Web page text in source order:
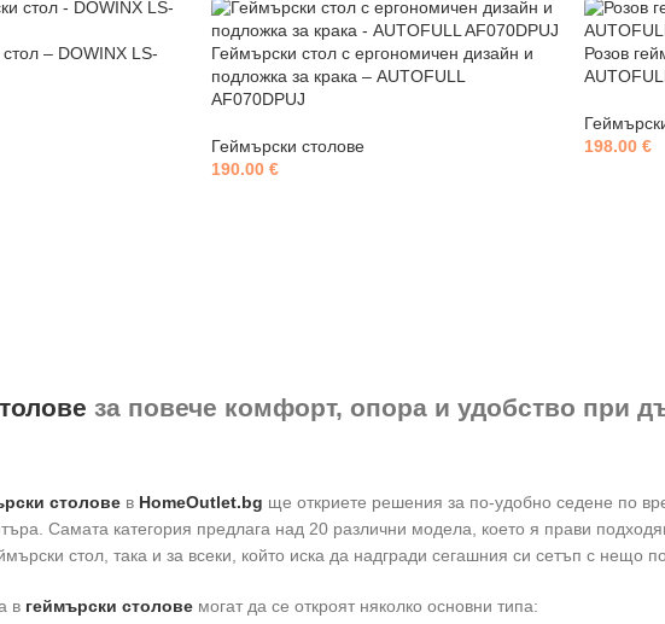
– DOWINX LS-
Геймърски стол с ергономичен дизайн и
подложка за крака – AUTOFULL
AF070DPUJ
Геймърски столове
190.00 €
Розов
198.00€
за повече комфорт, опора и удобство при
столовев HomeOutlet.bg ще откриете решения за по-удобно седене по
Самата категория предлага над 20 различни модела, което я прави
стол, така и за всеки, който иска да надгради сегашния си сетъп с нещо
в геймърски столовемогат да се откроят няколко основни типа: